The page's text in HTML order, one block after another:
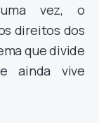
vez, o
direitos dos
que divide
ainda vive